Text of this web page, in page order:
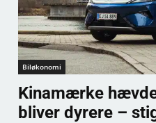
Biløkonomi
Kinamærke
bliver dyrere –